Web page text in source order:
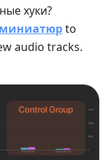
хуки?
миниатюрto
audio tracks.